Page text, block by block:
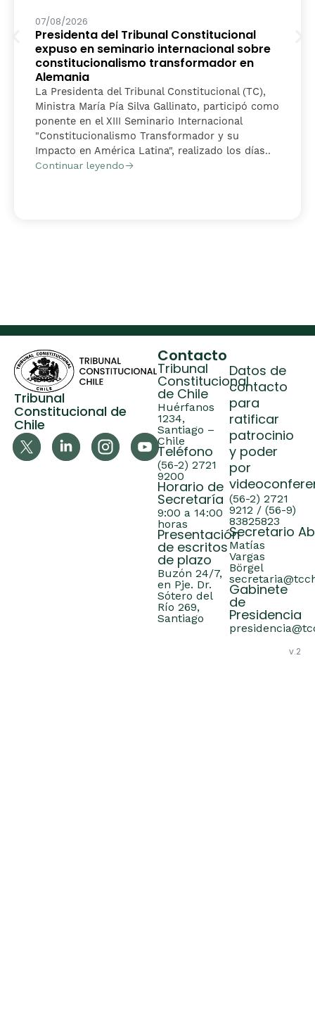
07/08/2026
Presidenta del Tribunal Constitucional
expuso en seminario internacional sobre
constitucionalismo transformador en
Alemania
La Presidenta del Tribunal Constitucional (TC),
Ministra María Pía Silva Gallinato, participó como
ponente en el XIII Seminario Internacional
"Constitucionalismo Transformador y su
Impacto en América Latina", realizado los días..
Continuar leyendo
Tribunal
Constitucional de
Chile
Contacto
Tribunal
Constitucional
de Chile
Huérfanos
1234,
Santiago –
Chile
Teléfono
(56-2) 2721
9200
Horario de
Secretaría
9:00 a 14:00
horas
Presentación
de escritos
de plazo
Buzón 24/7,
en Pje. Dr.
Sótero del
Río 269,
Santiago
Datos de
contacto
para
ratificar
patrocinio
y poder
por
(56-2) 2721
9212 / (56-9)
83825823
Secretario
Matías
Vargas
Börgel
Gabinete
de
Presidencia
v.2